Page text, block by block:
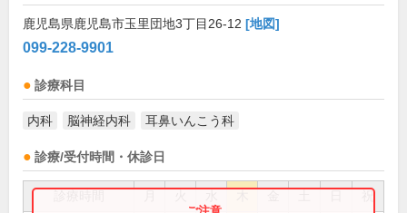
鹿児島県鹿児島市玉里団地3丁目26-12 [地図]
099-228-9901
診療科目
内科 脳神経内科 耳鼻いんこう科
診療/受付時間・休診日
祝